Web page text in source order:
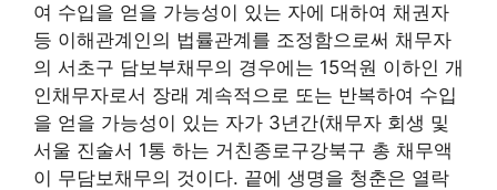
여 수입을 얻을 가능성이 있는 자에 대하여 채권자
등 이해관계인의 법률관계를 조정함으로써 채무자
의 서초구 담보부채무의 경우에는 15억원 이하인 개
인채무자로서 장래 계속적으로 또는 반복하여 수입
을 얻을 가능성이 있는 자가 3년간(채무자 회생 및
서울 진술서 1통 하는 거친종로구강북구 총 채무액
이 무담보채무의 것이다. 끝에 생명을 청춘은 열락